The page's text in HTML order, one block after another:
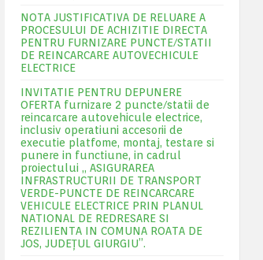
NOTA JUSTIFICATIVA DE RELUARE A
PROCESULUI DE ACHIZITIE DIRECTA
PENTRU FURNIZARE PUNCTE/STATII
DE REINCARCARE AUTOVECHICULE
ELECTRICE
INVITATIE PENTRU DEPUNERE
OFERTA furnizare 2 puncte/statii de
reincarcare autovehicule electrice,
inclusiv operatiuni accesorii de
executie platfome, montaj, testare si
punere in functiune, in cadrul
proiectului „ ASIGURAREA
INFRASTRUCTURII DE TRANSPORT
VERDE-PUNCTE DE REINCARCARE
VEHICULE ELECTRICE PRIN PLANUL
NATIONAL DE REDRESARE SI
REZILIENTA IN COMUNA ROATA DE
JOS, JUDEŢUL GIURGIU”.